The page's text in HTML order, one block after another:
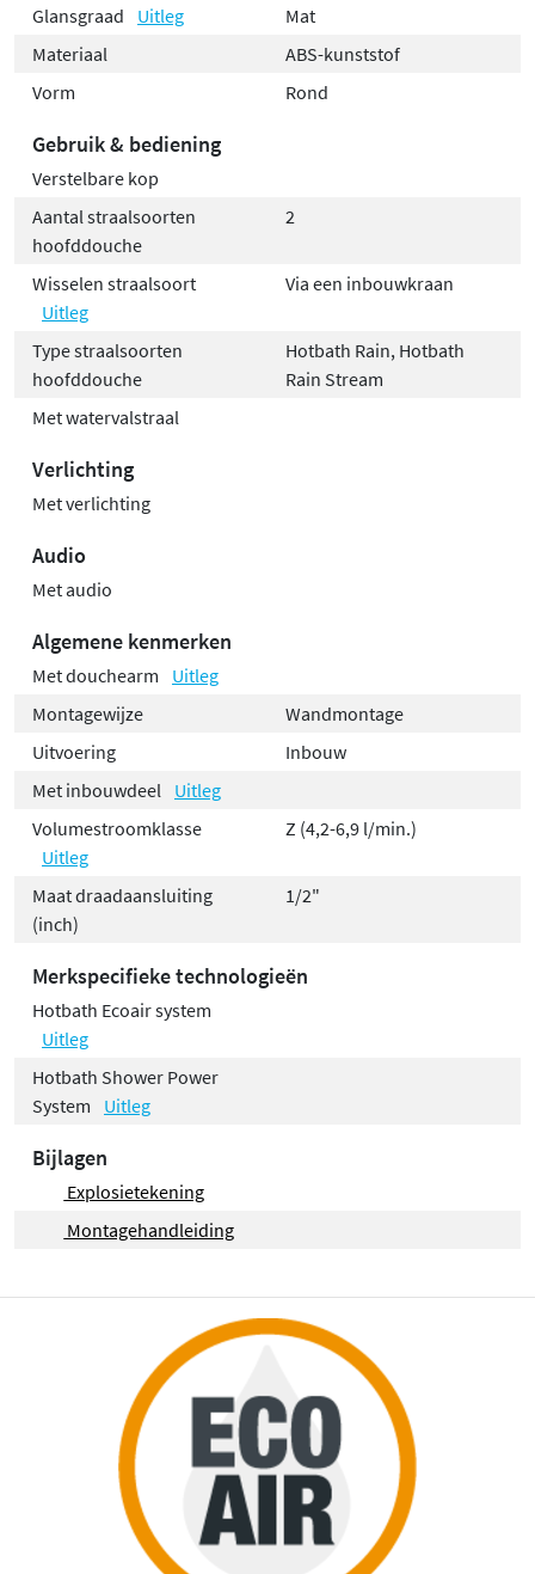
Glansgraad Uitleg
Mat
Materiaal
ABS-kunststof
Vorm
Rond
Gebruik & bediening
Verstelbare kop
Aantal straalsoorten
hoofddouche
2
Wisselen straalsoort
Uitleg
Via een inbouwkraan
Type straalsoorten
hoofddouche
Hotbath Rain, Hotbath
Rain Stream
Met watervalstraal
Verlichting
Met verlichting
Audio
Met audio
Algemene kenmerken
Met douchearm
Uitleg
Montagewijze
Wandmontage
Uitvoering
Inbouw
Met inbouwdeel
Uitleg
Volumestroomklasse
Uitleg
Z (4,2-6,9 l/min.)
Maat draadaansluiting
(inch)
1/2"
Merkspecifieke technologieën
Hotbath Ecoair system
Uitleg
Hotbath Shower Power
System
Uitleg
Bijlagen
Explosietekening
Montagehandleiding